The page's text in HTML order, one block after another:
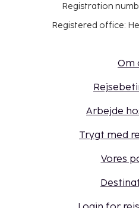
Registration
Registered office:
Om
Arbejde
Trygt med
Vores